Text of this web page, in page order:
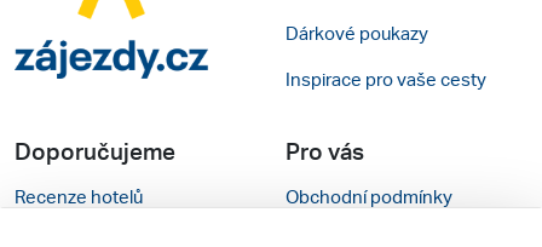
Dárkové poukazy
Inspirace pro vaše cesty
Doporučujeme
Recenze hotelů
Pro vás
Obchodní podmínky